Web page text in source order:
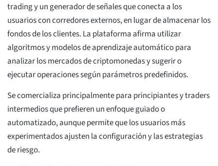
trading y un generador de señales que conecta a los
usuarios con corredores externos, en lugar de almacenar los
fondos de los clientes. La plataforma afirma utilizar
algoritmos y modelos de aprendizaje automático para
analizar los mercados de criptomonedas y sugerir o
ejecutar operaciones según parámetros predefinidos.
Se comercializa principalmente para principiantes y traders
intermedios que prefieren un enfoque guiado o
automatizado, aunque permite que los usuarios más
experimentados ajusten la configuración y las estrategias
de riesgo.